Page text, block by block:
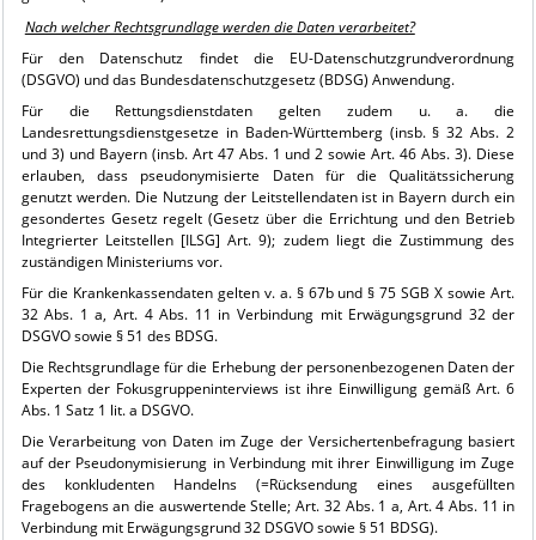
Nach welcher Rechtsgrundlage werden die Daten verarbeitet?
Für den Datenschutz findet die EU-Datenschutzgrundverordnung
(DSGVO) und das Bundesdatenschutzgesetz (BDSG) Anwendung.
Für die Rettungsdienstdaten gelten zudem u. a. die
Landesrettungsdienstgesetze in Baden-Württemberg (insb. § 32 Abs. 2
und 3) und Bayern (insb. Art 47 Abs. 1 und 2 sowie Art. 46 Abs. 3). Diese
erlauben, dass pseudonymisierte Daten für die Qualitätssicherung
genutzt werden. Die Nutzung der Leitstellendaten ist in Bayern durch ein
gesondertes Gesetz regelt (Gesetz über die Errichtung und den Betrieb
Integrierter Leitstellen [ILSG] Art. 9); zudem liegt die Zustimmung des
zuständigen Ministeriums vor.
Für die Krankenkassendaten gelten v. a. § 67b und § 75 SGB X sowie Art.
32 Abs. 1 a, Art. 4 Abs. 11 in Verbindung mit Erwägungsgrund 32 der
DSGVO sowie § 51 des BDSG.
Die Rechtsgrundlage für die Erhebung der personenbezogenen Daten der
Experten der Fokusgruppeninterviews ist ihre Einwilligung gemäß Art. 6
Abs. 1 Satz 1 lit. a DSGVO.
Die Verarbeitung von Daten im Zuge der Versichertenbefragung basiert
auf der Pseudonymisierung in Verbindung mit ihrer Einwilligung im Zuge
des konkludenten Handelns (=Rücksendung eines ausgefüllten
Fragebogens an die auswertende Stelle; Art. 32 Abs. 1 a, Art. 4 Abs. 11 in
Verbindung mit Erwägungsgrund 32 DSGVO sowie § 51 BDSG).